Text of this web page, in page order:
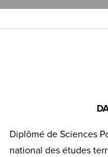
Diplômé de Sciences
national des études